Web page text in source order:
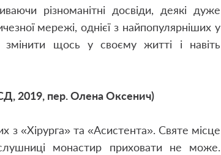
різноманітні досвіди, деякі дуже
мережі, однієї з найпопулярніших у
щось у своєму житті і навіть
2019, пер. Олена Оксенич)
з «Хірурга» та «Асистента». Святе місце
монастир приховати не може.